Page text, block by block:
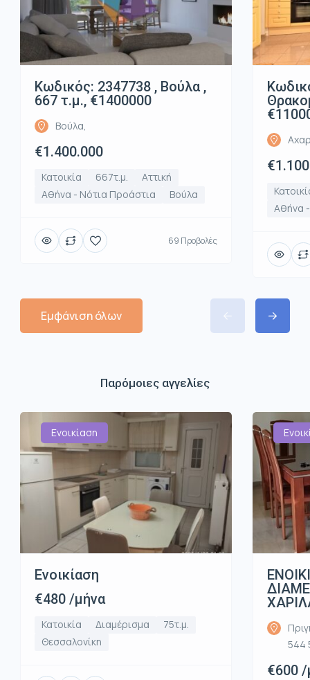
Κωδικός: 2347738 , Βούλα ,
667 τ.μ., €1400000
Βούλα,
€1.400.000
Κατοικία 667τ.μ.
Αττική
Αθήνα - Νότια Προάστια
Βούλα
69 Προβολές
Αθήνα
Εμφάνιση όλων
Παρόμοιες αγγελίες
Ενοικίαση
Ενοικίαση
€480 /μήνα
Κατοικία Διαμέρισμα
75τ.μ.
Θεσσαλονίκη
544
€600